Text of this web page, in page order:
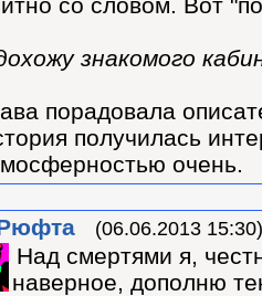
знакомого
порадовала
получилась
очень.
(06.06.2013 15:30)
Над смертями я,
наверное, дополню